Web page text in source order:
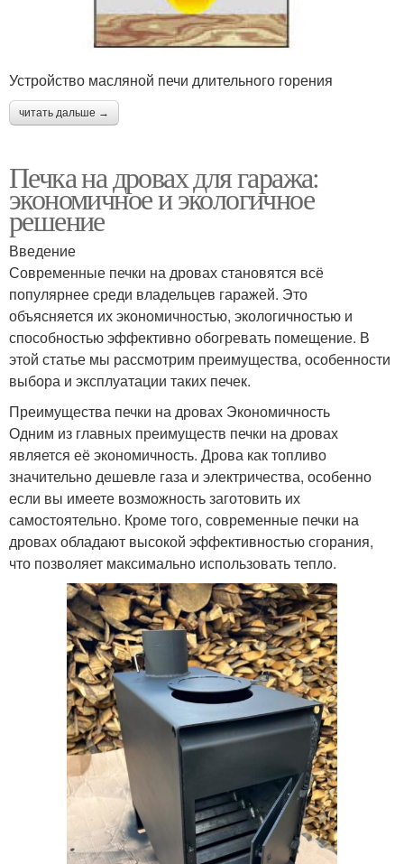
Устройство масляной печи длительного горения
читать дальше →
Печка на дровах для гаража:
экономичное и экологичное
решение
Введение
Современные печки на дровах становятся всё
популярнее среди владельцев гаражей. Это
объясняется их экономичностью, экологичностью и
способностью эффективно обогревать помещение. В
этой статье мы рассмотрим преимущества, особенности
выбора и эксплуатации таких печек.
Преимущества печки на дровах Экономичность
Одним из главных преимуществ печки на дровах
является её экономичность. Дрова как топливо
значительно дешевле газа и электричества, особенно
если вы имеете возможность заготовить их
самостоятельно. Кроме того, современные печки на
дровах обладают высокой эффективностью сгорания,
что позволяет максимально использовать тепло.